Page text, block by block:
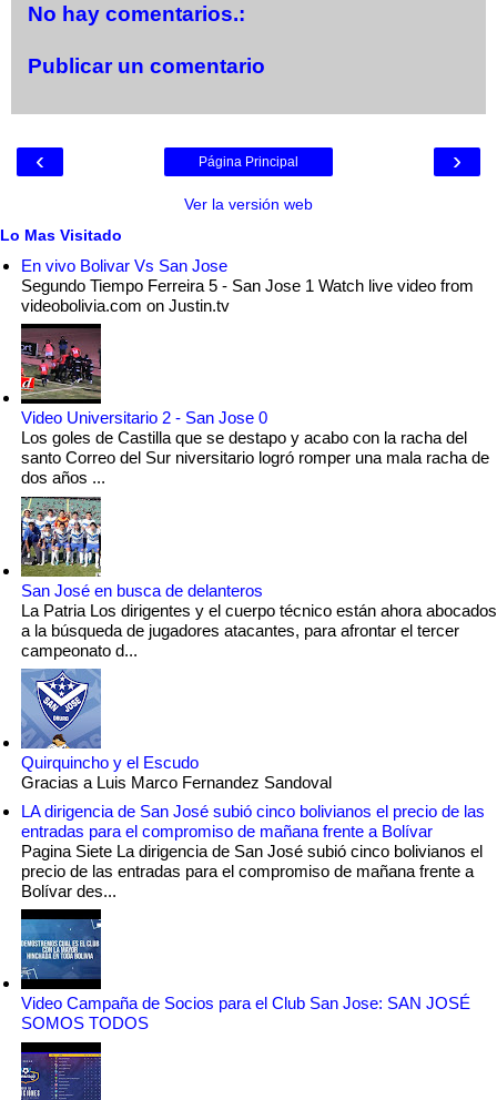
No hay comentarios.:
Publicar un comentario
‹ ›
Página Principal
Ver la versión web
Lo Mas Visitado
En vivo Bolivar Vs San Jose
Segundo Tiempo Ferreira 5 - San Jose 1 Watch live video from
videobolivia.com on Justin.tv
Video Universitario 2 - San Jose 0
Los goles de Castilla que se destapo y acabo con la racha del
santo Correo del Sur niversitario logró romper una mala racha de
dos años ...
San José en busca de delanteros
La Patria Los dirigentes y el cuerpo técnico están ahora abocados
a la búsqueda de jugadores atacantes, para afrontar el tercer
campeonato d...
Quirquincho y el Escudo
Gracias a Luis Marco Fernandez Sandoval
LA dirigencia de San José subió cinco bolivianos el precio de las
entradas para el compromiso de mañana frente a Bolívar
Pagina Siete La dirigencia de San José subió cinco bolivianos el
precio de las entradas para el compromiso de mañana frente a
Bolívar des...
Video Campaña de Socios para el Club San Jose: SAN JOSÉ
SOMOS TODOS